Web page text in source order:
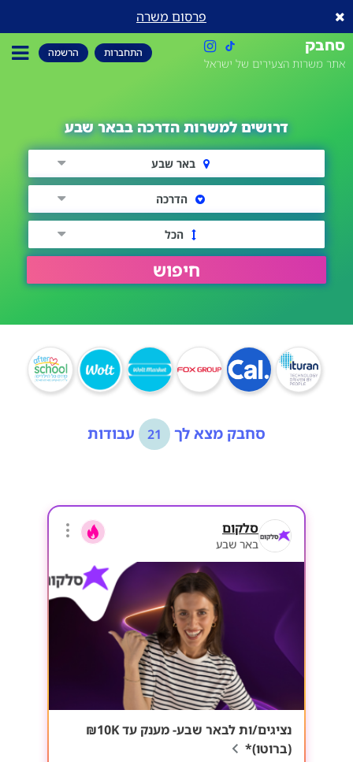
פרסום משרה
סחבק
אתר משרות הצעירים של ישראל
התחברות הרשמה
דרושים למשרות הדרכה בבאר שבע
באר שבע
הדרכה
הכל
חיפוש
סחבק מצא לך 21 עבודות
סלקום
באר שבע
נציגים/ות לבאר שבע- מענק עד 10K₪
(ברוטו)*